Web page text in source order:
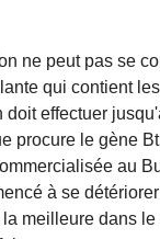
ne peut pas se
qui contient
doit effectuer
procure le gène
au
à se
meilleure dans